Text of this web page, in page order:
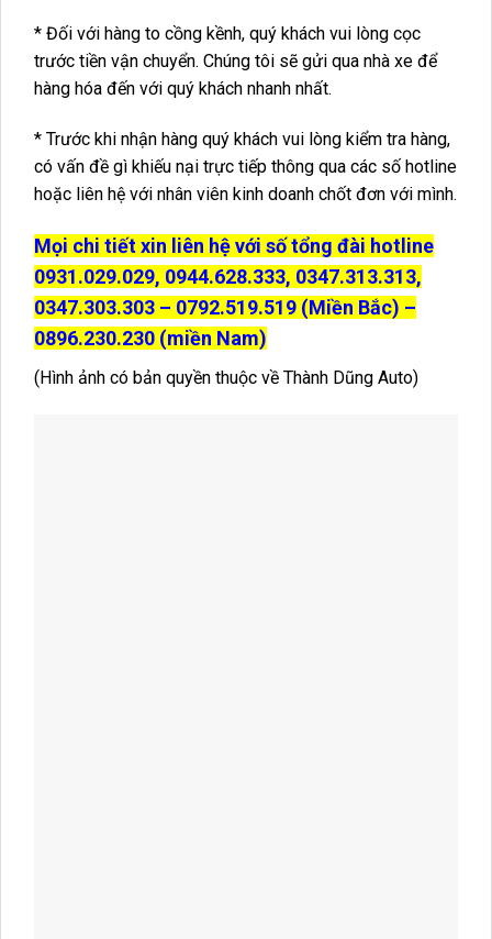
* Đối với hàng to cồng kềnh, quý khách vui lòng cọc
trước tiền vận chuyển. Chúng tôi sẽ gửi qua nhà xe để
hàng hóa đến với quý khách nhanh nhất.
* Trước khi nhận hàng quý khách vui lòng kiểm tra hàng,
có vấn đề gì khiếu nại trực tiếp thông qua các số hotline
hoặc liên hệ với nhân viên kinh doanh chốt đơn với mình.
Mọi chi tiết xin liên hệ với số tổng đài hotline
0931.029.029, 0944.628.333, 0347.313.313,
0347.303.303 – 0792.519.519 (Miền Bắc) –
0896.230.230 (miền Nam)
(Hình ảnh có bản quyền thuộc về Thành Dũng Auto)